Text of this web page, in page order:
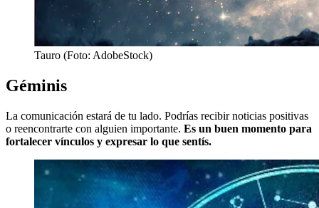
Tauro (Foto: AdobeStock)
Géminis
La comunicación estará de tu lado. Podrías recibir noticias positivas
o reencontrarte con alguien importante. Es un buen momento para
fortalecer vínculos y expresar lo que sentís.